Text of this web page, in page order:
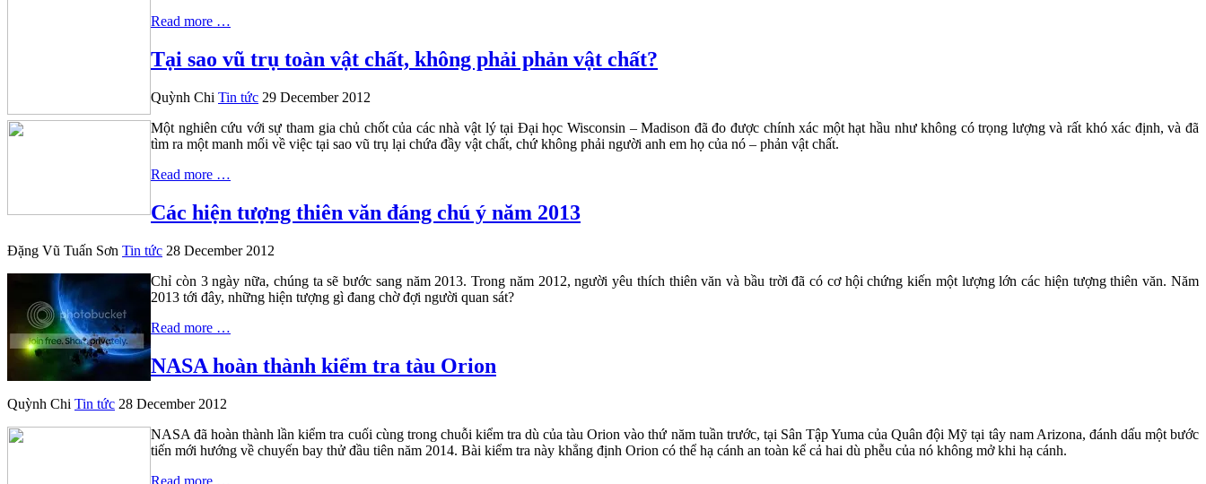
Read more …
Tại sao vũ trụ toàn vật chất, không phải phản vật chất?
Quỳnh Chi Tin tức 29 December 2012
Một nghiên cứu với sự tham gia chủ chốt của các nhà vật lý tại Đại học Wisconsin – Madison đã đo được chính xác một hạt hầu như không có trọng lượng và rất khó xác định, và đã
tìm ra một manh mối về việc tại sao vũ trụ lại chứa đầy vật chất, chứ không phải người anh em họ của nó – phản vật chất.
Read more …
Các hiện tượng thiên văn đáng chú ý năm 2013
Đặng Vũ Tuấn Sơn Tin tức 28 December 2012
Chỉ còn 3 ngày nữa, chúng ta sẽ bước sang năm 2013. Trong năm 2012, người yêu thích thiên văn và bầu trời đã có cơ hội chứng kiến một lượng lớn các hiện tượng thiên văn. Năm
2013 tới đây, những hiện tượng gì đang chờ đợi người quan sát?
Read more …
NASA hoàn thành kiểm tra tàu Orion
Quỳnh Chi Tin tức 28 December 2012
NASA đã hoàn thành lần kiểm tra cuối cùng trong chuỗi kiểm tra dù của tàu Orion vào thứ năm tuần trước, tại Sân Tập Yuma của Quân đội Mỹ tại tây nam Arizona, đánh dấu một bước
tiến mới hướng về chuyến bay thử đầu tiên năm 2014. Bài kiểm tra này khẳng định Orion có thể hạ cánh an toàn kể cả hai dù phễu của nó không mở khi hạ cánh.
Read more …